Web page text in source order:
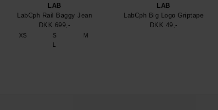
LAB
LabCph Rail Baggy Jean
DKK 699,-
XS S
M
L
LAB
LabCph Big Logo Griptape
DKK 49,-